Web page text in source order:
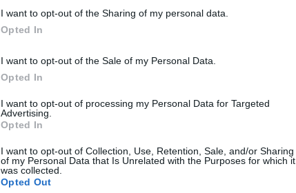
I want to opt-out of the Sharing of my personal data.
Opted In
I want to opt-out of the Sale of my Personal Data.
Opted In
I want to opt-out of processing my Personal Data for Targeted
Advertising.
Opted In
I want to opt-out of Collection, Use, Retention, Sale, and/or Sharing
of my Personal Data that Is Unrelated with the Purposes for which it
was collected.
Opted Out